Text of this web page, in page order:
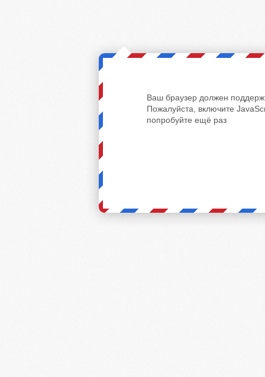
Ваш браузер должен
Пожалуйста, включите
попробуйте ещё раз